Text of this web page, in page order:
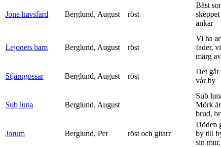
Jone havsfärd Berglund, August röst
Bäst
ankar
Lejonets barn Berglund, August röst
Vi ha
fader,
märg
Stjärngossar Berglund, August röst
Det går
vår by
Sub luna Berglund, August
Sub
Mörk
brud,
Jorum Berglund, Per röst och gitarr
Döden
by till
sin